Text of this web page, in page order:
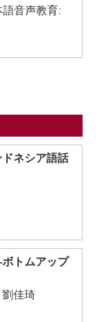
音声教育:
ネシア語話
トムアップ
佳琦